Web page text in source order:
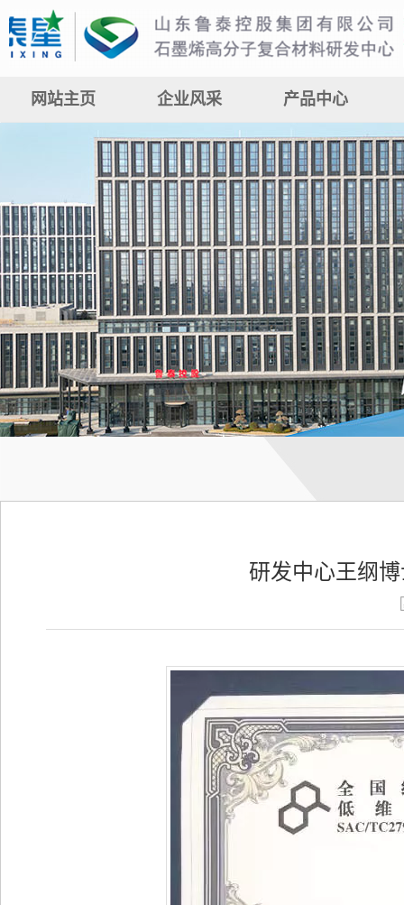
网站主页 企业风采 产品中心
研发中心王纲